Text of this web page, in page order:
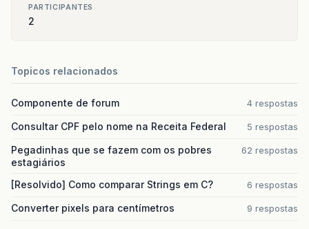
PARTICIPANTES
2
Topicos relacionados
Componente de forum 4 respostas
Consultar CPF pelo nome na Receita Federal 5 respostas
Pegadinhas que se fazem com os pobres
estagiários
62 respostas
[Resolvido] Como comparar Strings em C? 6 respostas
Converter pixels para centímetros 9 respostas